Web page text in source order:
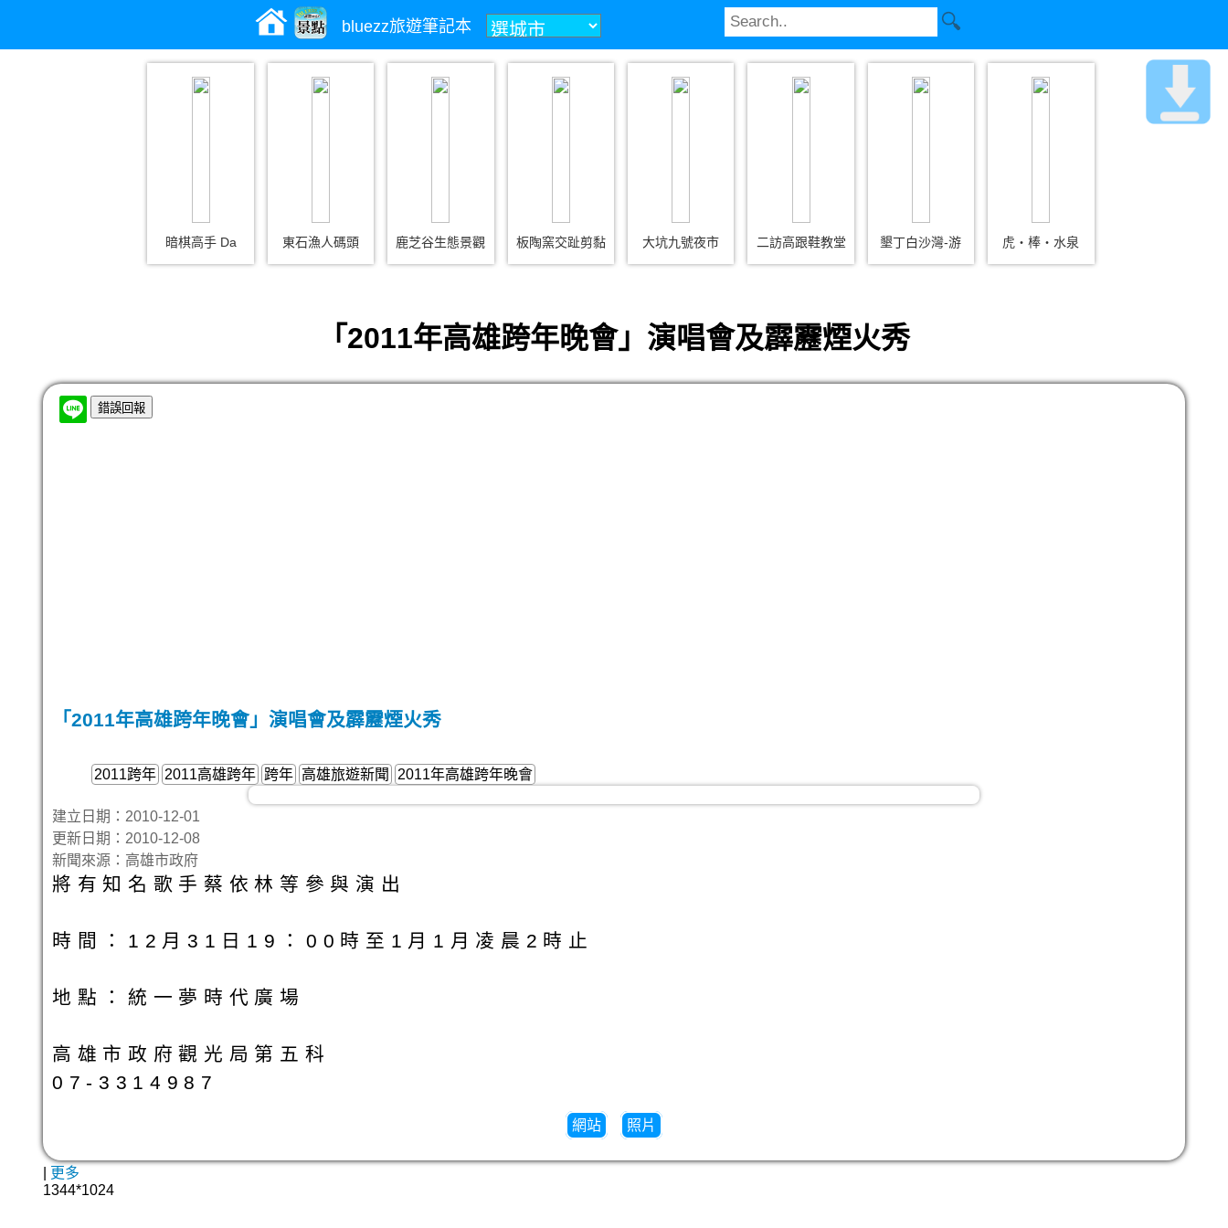
bluezz旅遊筆記本
暗棋高手 Da 東石漁人碼頭 鹿芝谷生態景觀 板陶窯交趾剪黏 大坑九號夜市 二訪高跟鞋教堂 墾丁白沙灣-游 虎‧棒‧水泉
「2011年高雄跨年晚會」演唱會及霹靂煙火秀
「2011年高雄跨年晚會」演唱會及霹靂煙火秀
2011跨年 2011高雄跨年 跨年 高雄旅遊新聞 2011年高雄跨年晚會
建立日期：2010-12-01
更新日期：2010-12-08
新聞來源：高雄市政府
將有知名歌手蔡依林等參與演出
時間：12月31日19：00時至1月1月凌晨2時止
地點：統一夢時代廣場
高雄市政府觀光局第五科
07-3314987
網站 照片
更多
1344*1024